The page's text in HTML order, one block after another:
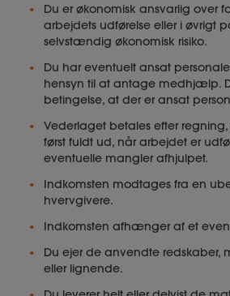
Du er økonomisk ansvarlig over
arbejdets udførelse eller i øvrigt
selvstændig økonomisk risiko.
Du har eventuelt ansat
hensyn til at antage medhjælp.
betingelse, at der er ansat
Vederlaget betales efter
først fuldt ud, når arbejdet er
eventuelle mangler afhjulpet.
Indkomsten modtages fra en
hvervgivere.
Indkomsten afhænger af et
Du ejer de anvendte redskaber,
eller lignende.